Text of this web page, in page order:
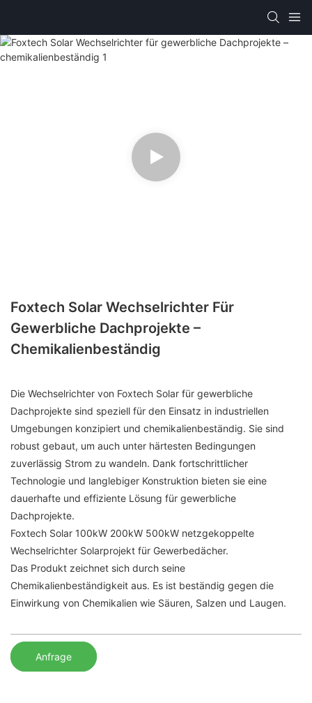
Foxtech Solar Wechselrichter Für
Gewerbliche Dachprojekte –
Chemikalienbeständig
Die Wechselrichter von Foxtech Solar für gewerbliche
Dachprojekte sind speziell für den Einsatz in industriellen
Umgebungen konzipiert und chemikalienbeständig. Sie sind
robust gebaut, um auch unter härtesten Bedingungen
zuverlässig Strom zu wandeln. Dank fortschrittlicher
Technologie und langlebiger Konstruktion bieten sie eine
dauerhafte und effiziente Lösung für gewerbliche
Dachprojekte.
Foxtech Solar 100kW 200kW 500kW netzgekoppelte
Wechselrichter Solarprojekt für Gewerbedächer.
Das Produkt zeichnet sich durch seine
Chemikalienbeständigkeit aus. Es ist beständig gegen die
Einwirkung von Chemikalien wie Säuren, Salzen und Laugen.
Anfrage